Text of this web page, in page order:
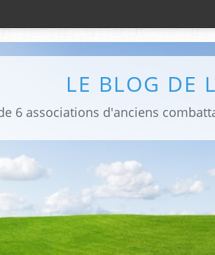
LE BLOG DE